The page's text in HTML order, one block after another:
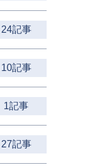
24記事
10記事
1記事
27記事